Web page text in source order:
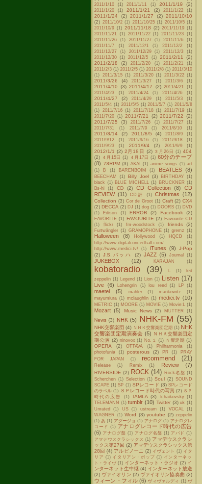
2011/1/10
(1) 2011/1/11 (1) 2011/1/19 (2)
2011/1/20 (1) 2011/1/21 (2) 2011/1/22 (1)
2011/1/24 (2) 2011/1/27 (2) 2011/10/10
(2) 2011/10/2 (1) 2011/10/25 (1) 2011/10/5 (1)
2011/10/9 (1) 2011/11/18 (2) 2011/11/19 (1)
2011/11/21
(1) 2011/11/22 (1) 2011/11/23
(1)
2011/11/26
(1) 2011/11/27 (1) 2011/11/6
(1)
2011/11/7
(1) 2011/12/1 (1) 2011/12/2
(1)
2011/12/27
(1) 2011/12/29 (1) 2011/12/3
(1)
2011/12/30
(1) 2011/12/5 (1) 2011/2/11
(2)
2011/2/18
(2) 2011/2/20 (1) 2011/2/21
(1)
2011/2/3 (1) 2011/2/5 (1) 2011/2/8 (1) 2011/3/10
(1) 2011/3/15 (1) 2011/3/20 (1) 2011/3/22 (1)
2011/3/26 (4) 2011/3/27 (1) 2011/3/6 (1)
2011/4/10 (3) 2011/4/17 (2) 2011/4/21
(1)
2011/4/23
(1) 2011/4/24 (1) 2011/4/26 (1)
2011/4/27 (2) 2011/4/29 (1) 2011/5/3
(1)
2011/5/4 (1) 2011/5/5 (1) 2011/5/7 (1) 2011/5/8
(1) 2011/7/16 (1) 2011/7/18 (1) 2011/7/19 (1)
2011/7/20 (1) 2011/7/21 (2) 2011/7/22
(2)
2011/7/25
(3) 2011/7/26 (1) 2011/7/27
(1)
2011/7/31
(1) 2011/7/9 (1) 2011/8/10 (1)
2011/8/14 (2) 2011/8/5 (4) 2011/8/9
(1)
2011/9/12
(1) 2011/9/16 (1) 2011/9/18
(1)
2011/9/23
(1) 2011/9/4 (2) 2011/9/9 (1)
2012/1/1 (2) 2月18日 (2) ３月26日 (1) 404
(2) ４月15日 (1) ４月17日 (1) 60分のテープ
(8) 78RPM (3) AKAI (1) anime songs (1) art
(1)
B (1) BARENBOIM (1) BEATLES (8)
BEECHAM (1) Billy Joel (3) BIRTHDAY (1)
black (1) BLUE MICHELL (1) BRUCKNER (1)
Bs-hi
(1) CD (2) CD Collection (8)
CD
REVIEW (11) CD評 (1) Christmas (12)
Collection (3) Cor de Groot (1) Craft (2) CX4
(2) DECCA (2) DJ (1) dog (1) DOORS (1) DVD
(1)
Edison (1) ERROR (2) Facebook (2)
FAVORITE (1) FAVOURITE (2) Favourite CD
(1)
flickr (1) fm-woodstock (1) friends (2)
Furtwängler (1) GRAMOPHONE (1) gremz (1)
Halloween (8) Hollywood (1) HQCD
(1)
http://www.digitalconcerthall.com/
(1)
http://www.medici.tv/
(1) iTunes (9)
J-Pop
(2) J.S.バッハ (2) JAZZ (5) Journal (1)
JUKEBOX (12) KARAJAN (1)
kobatoradio (39) (1)
led
zeppelin (1) Legend (1) Lion (1) Listen (17)
Live (6) Lohengrin (1) lou reed (1) LP (1)
maetel (5) mahler (1) mankowitz
(1)
mayumiura (1) mclaughlin (1) medici.tv (10)
METRIC (1) MOORE (1) MOVIE (1) Movie:L (1)
Mozart (5) Music News (2) MUTTER (1)
News (3) NHK (5) NHK-FM (55)
NHK交響楽団 (4) ＮＨＫ交響楽団定期 (1) NHK
交響楽団定期演奏会 (5) ＮＨＫ交響楽団定
期公演 (2) ninovox (1) No.１ (1) Ｎ響定期 (1)
OPERA (2) OTTAVA (1) Philharmonia
(1)
photofunia
(1) posterous (2) PR (1)
PRAY
FOR JAPAN
(1) recommend (21)
Release (1) Remix (1) Review (7)
RIVERSIDE (2) ROCK (14) Rock名盤 (1)
Scherchen (1) Selection (1) Soul (2) SOUND
SCAPE (1) SP (1) SPレコード (3) SPレコード
のラベル (1) ＳＰレコード時代の写真 (2) ＳＰ
時代の広告
(1) TAMLA (3) Tchaikovsky (1)
TELEMANN (1) tumblr (10) Twitter (3) uk (1)
Unrated
(1) US (1) ustream (1) VOCAL
(1)
WAGNER (1) Word (3) youtube (2) zeppelin
(1) あ (1) アダージョ (1) アナログ (1) アナログレ
コード (1) アナログレコード時代の広告
(6) アナログ盤 (1) アナログ名盤 (1) アバド (1)
アマデウスクラシックス (1) アマデウスクラシ
ックス第27回 (2) アマデウスクラシックス第
28回 (4) アルビノーニ (2) イヴェント (1) イタ
リア (1) イタリアン・ポップ (1) インターネッ
ト・ライヴ (1) インターネット・ラジオ (2) イ
ンターネット生中継 (4) インターネット放送
(2) ヴァイオリン (2) ヴァイオリン協奏曲 (2)
ウィーン・フィル (6) ヴィヴァルディ (1) ヴ